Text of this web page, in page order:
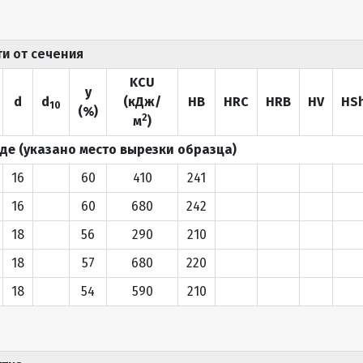
от сечения
d d10
y
(%)
KCU
(кДж/
м2)
HB HRC HRB HV
(указано место вырезки образца)
16
60 410
241
16
60 680
242
18
56 290
210
18
57 680
220
18
54 590 210